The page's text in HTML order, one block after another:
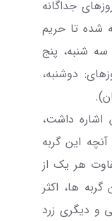
جداگانه
شده تا حریم
شنبه، پنج
دوشنبه،
اشاره داشت،
این گربه
هر یک از
ها، اکثر
و دیگری زرد